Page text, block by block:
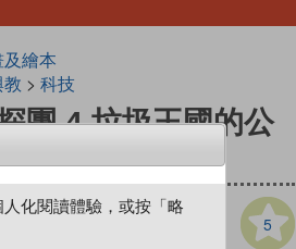
繪本
> 科技
團 4 垃圾王國的公
5
化閱讀體驗，或按「略